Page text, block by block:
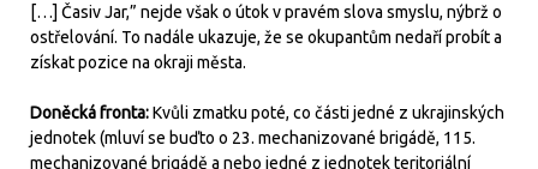
[…] Časiv Jar,” nejde však o útok v pravém slova smyslu, nýbrž o
ostřelování. To nadále ukazuje, že se okupantům nedaří probít a
získat pozice na okraji města.
Doněcká fronta:Kvůli zmatku poté, co části jedné z ukrajinských
jednotek (mluví se buďto o 23. mechanizované brigádě, 115.
mechanizované brigádě a nebo jedné z jednotek teritoriální